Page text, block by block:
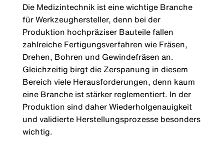
Die Medizintechnik ist eine wichtige Branche
für Werkzeughersteller, denn bei der
Produktion hochpräziser Bauteile fallen
zahlreiche Fertigungsverfahren wie Fräsen,
Drehen, Bohren und Gewindefräsen an.
Gleichzeitig birgt die Zerspanung in diesem
Bereich viele Herausforderungen, denn kaum
eine Branche ist stärker reglementiert. In der
Produktion sind daher Wiederholgenauigkeit
und validierte Herstellungsprozesse besonders
wichtig.